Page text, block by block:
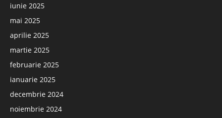
iunie 2025
mai 2025
aprilie 2025
martie 2025
februarie 2025
ianuarie 2025
decembrie 2024
noiembrie 2024